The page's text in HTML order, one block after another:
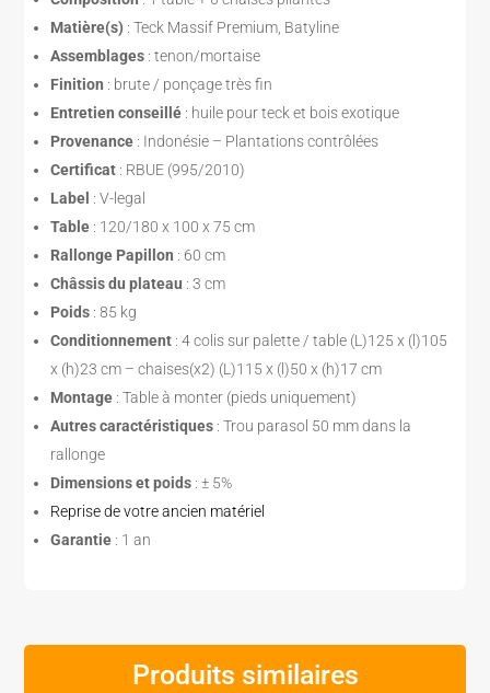
Matière(s) : Teck Massif Premium, Batyline
Assemblages : tenon/mortaise
Finition : brute / ponçage très fin
Entretien conseillé : huile pour teck et bois exotique
Provenance : Indonésie – Plantations contrôlées
Certificat : RBUE (995/2010)
Label : V-legal
Table : 120/180 x 100 x 75 cm
Rallonge Papillon : 60 cm
Châssis du plateau : 3 cm
Poids : 85 kg
Conditionnement : 4 colis sur palette / table (L)125 x (l)105
x (h)23 cm – chaises(x2) (L)115 x (l)50 x (h)17 cm
Montage : Table à monter (pieds uniquement)
Autres caractéristiques : Trou parasol 50 mm dans la
rallonge
Dimensions et poids : ± 5%
Reprise de votre ancien matériel
Garantie : 1 an
Produits similaires